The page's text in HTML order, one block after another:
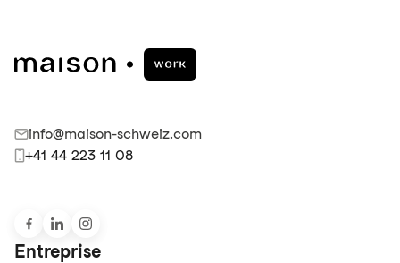
info@maison-schweiz.com
+41 44 223 11 08
Entreprise